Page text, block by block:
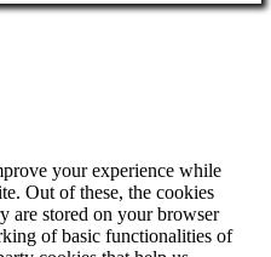
your experience while
Out of these, the cookies
are stored on your browser
of basic functionalities of